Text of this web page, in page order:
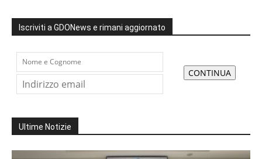
Iscriviti a GDONews e rimani aggiornato
Ultime Notizie